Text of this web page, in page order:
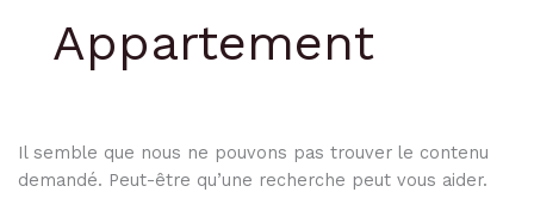
Appartement
Il semble que nous ne pouvons pas trouver le contenu
demandé. Peut-être qu’une recherche peut vous aider.